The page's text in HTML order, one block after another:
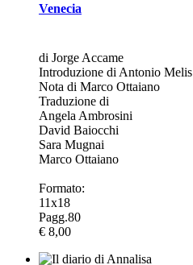
Venecia
di Jorge Accame
Introduzione di Antonio Melis
Nota di Marco Ottaiano
Traduzione di
Angela Ambrosini
David Baiocchi
Sara Mugnai
Marco Ottaiano
Formato:
11x18
Pagg.80
€ 8,00